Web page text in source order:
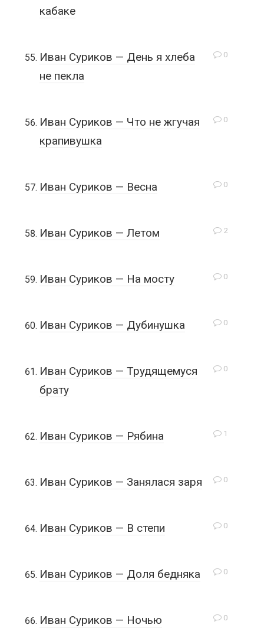
кабаке
0
Иван Суриков — День я хлеба
не пекла
0
Иван Суриков — Что не жгучая
крапивушка
0
Иван Суриков — Весна
2
Иван Суриков — Летом
0
Иван Суриков — На мосту
0
Иван Суриков — Дубинушка
0
Иван Суриков — Трудящемуся
брату
1
Иван Суриков — Рябина
0
Иван Суриков — Занялася заря
0
Иван Суриков — В степи
0
Иван Суриков — Доля бедняка
0
Иван Суриков — Ночью